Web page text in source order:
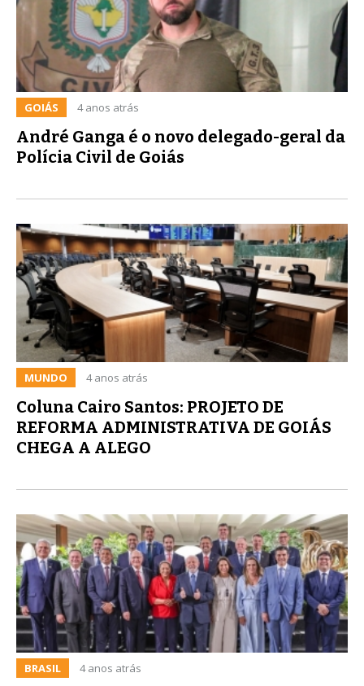
GOIÁS 4 anos atrás
André Ganga é o novo delegado-geral da
Polícia Civil de Goiás
MUNDO 4 anos atrás
Coluna Cairo Santos: PROJETO DE
REFORMA ADMINISTRATIVA DE GOIÁS
CHEGA A ALEGO
BRASIL 4 anos atrás